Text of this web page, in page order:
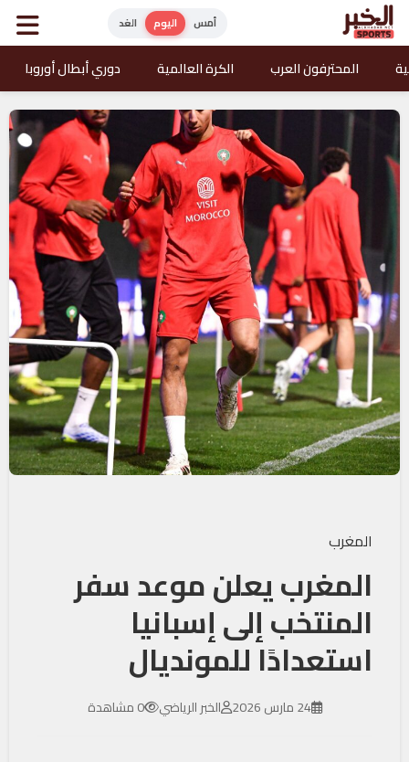
أمس اليوم الغد
المحترفون العرب الكرة العالمية دوري أبطال أوروبا
المغرب
المغرب يعلن موعد سفر
المنتخب إلى إسبانيا
استعدادًا للمونديال
24 مارس 2026 الخبر الرياضي 0 مشاهدة